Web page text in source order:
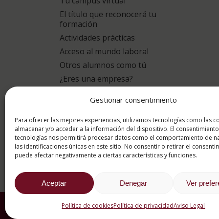
Gestionar consentimiento
Para ofrecer las mejores experiencias, utilizamos tecnologías como las
almacenar y/o acceder a la información del dispositivo. El
tecnologías nos permitirá procesar datos como el comportamiento de
las identificaciones únicas en este sitio. No consentir o retirar el
puede afectar negativamente a ciertas características y funciones.
Aceptar Denegar Ver
Política de cookiesPolítica de privacidadAviso Legal
El título que reconocerá tu
formación
Actividades prácticas
Acceso al mundo laboral
Otros alumnos como tú
¿Eres una empresa?
9.4/10
basado en1331
por eKomi
2026 ® Estudios